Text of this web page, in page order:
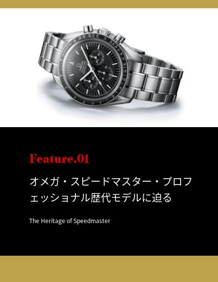
Feature.01
オメガ・スピードマスター・プロフ
ェッショナル歴代モデルに迫る
The Heritage of Speedmaster